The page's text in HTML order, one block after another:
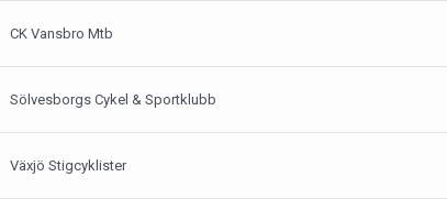
CK Vansbro Mtb
Sölvesborgs Cykel & Sportklubb
Växjö Stigcyklister